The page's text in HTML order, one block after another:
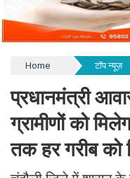
Home टॉप न्यूज़
प्रधानमंत्री
ग्रामीणों को
तक हर गरीब को